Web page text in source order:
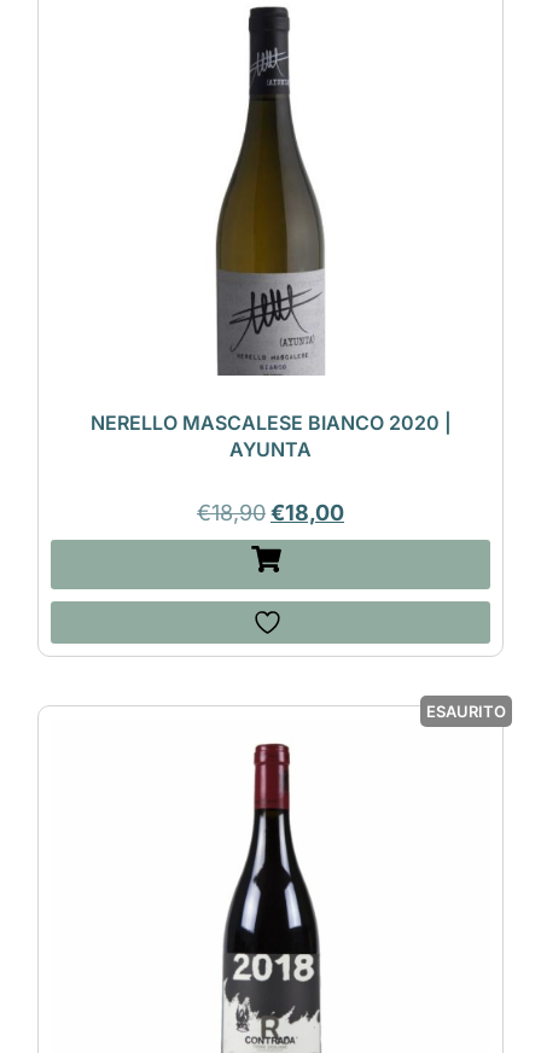
NERELLO MASCALESE BIANCO 2020 |
AYUNTA
€18,90€18,00
ESAURITO